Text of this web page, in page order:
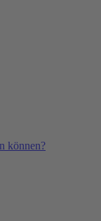
können?